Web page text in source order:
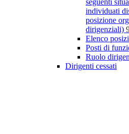
seguenti
individuati
posizione
dirigenziali)
Elenco
Posti di
Ruolo
Dirigenti cessati